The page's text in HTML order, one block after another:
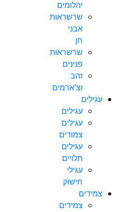
יהלומים
שרשראות
אבני
חן
שרשראות
פנינים
זהב
וצ’ארמים
עגילים
עגילים
עגילים
צמודים
עגילים
תלויים
עגילי
חישוק
צמידים
צמידים